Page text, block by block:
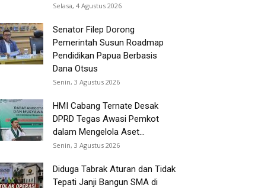
Selasa, 4 Agustus 2026
Senator Filep Dorong
Pemerintah Susun Roadmap
Pendidikan Papua Berbasis
Dana Otsus
Senin, 3 Agustus 2026
HMI Cabang Ternate Desak
DPRD Tegas Awasi Pemkot
dalam Mengelola Aset...
Senin, 3 Agustus 2026
Diduga Tabrak Aturan dan Tidak
Tepati Janji Bangun SMA di